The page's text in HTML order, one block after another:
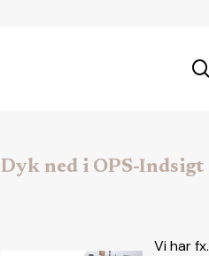
Dyk ned i OPS-Indsigt
Vi har fx.